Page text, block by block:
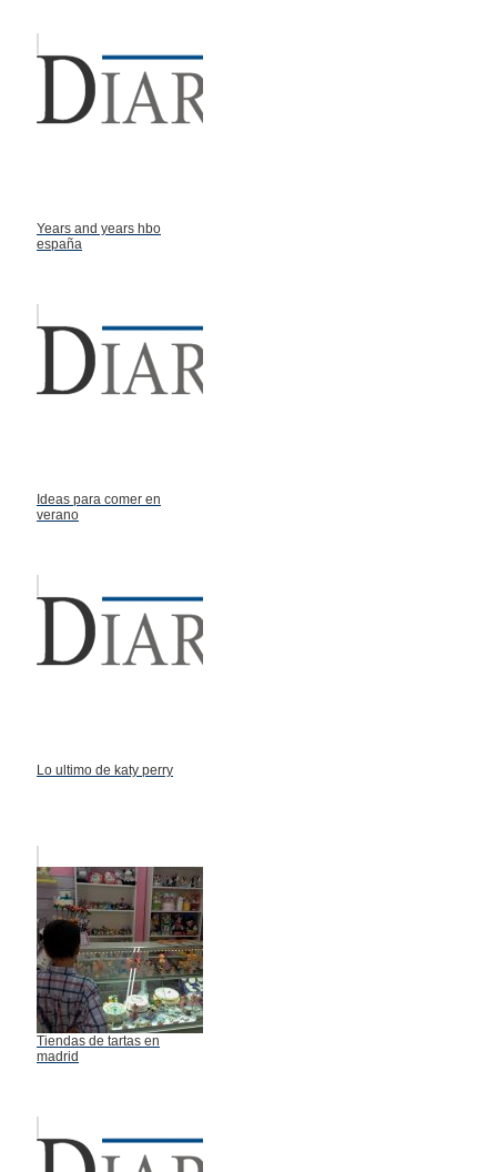
Years and years hbo
españa
Ideas para comer en
verano
Lo ultimo de katy perry
Tiendas de tartas en
madrid